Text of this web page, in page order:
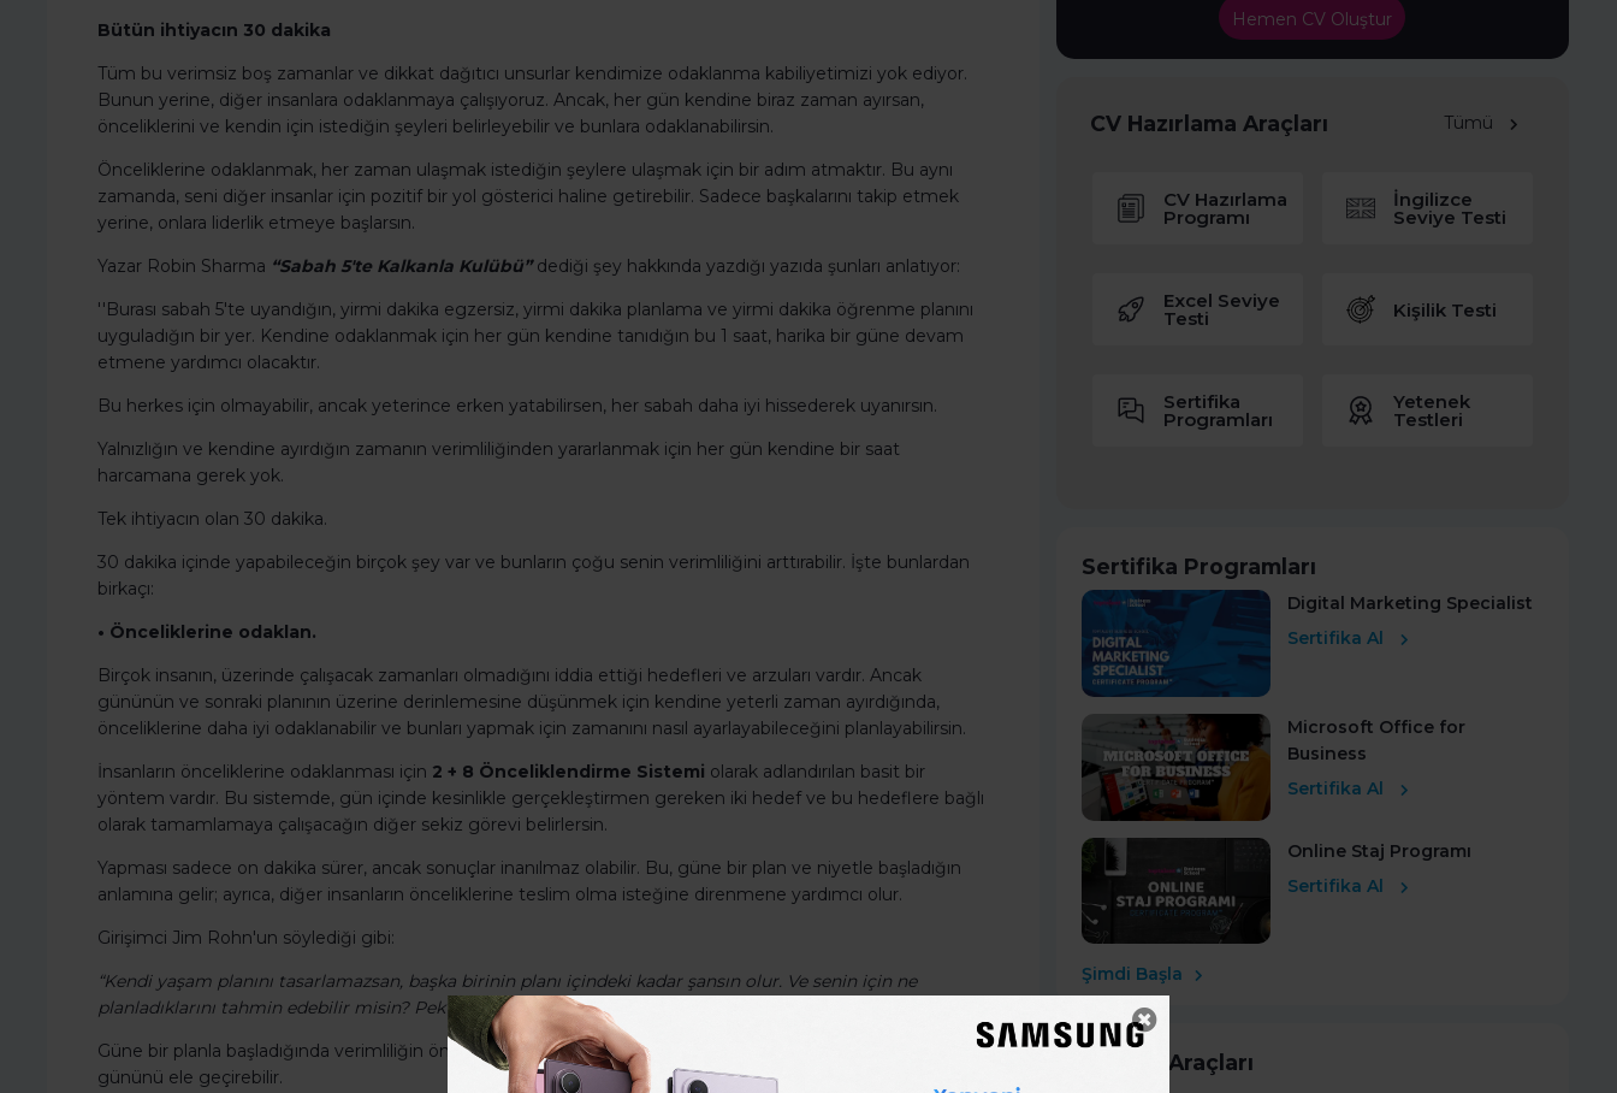
Bütün ihtiyacın 30 dakika
Tüm bu verimsiz boş zamanlar ve dikkat dağıtıcı unsurlar kendimize odaklanma kabiliyetimizi yok ediyor.
Bunun yerine, diğer insanlara odaklanmaya çalışıyoruz. Ancak, her gün kendine biraz zaman ayırsan,
önceliklerini ve kendin için istediğin şeyleri belirleyebilir ve bunlara odaklanabilirsin.
Önceliklerine odaklanmak, her zaman ulaşmak istediğin şeylere ulaşmak için bir adım atmaktır. Bu aynı
zamanda, seni diğer insanlar için pozitif bir yol gösterici haline getirebilir. Sadece başkalarını takip etmek
yerine, onlara liderlik etmeye başlarsın.
Yazar Robin Sharma “Sabah 5'te Kalkanla Kulübü”dediği şey hakkında yazdığı yazıda şunları anlatıyor:
''Burası sabah 5'te uyandığın, yirmi dakika egzersiz, yirmi dakika planlama ve yirmi dakika öğrenme planını
uyguladığın bir yer. Kendine odaklanmak için her gün kendine tanıdığın bu 1 saat, harika bir güne devam
etmene yardımcı olacaktır.
Bu herkes için olmayabilir, ancak yeterince erken yatabilirsen, her sabah daha iyi hissederek uyanırsın.
Yalnızlığın ve kendine ayırdığın zamanın verimliliğinden yararlanmak için her gün kendine bir saat
harcamana gerek yok.
Tek ihtiyacın olan 30 dakika.
30 dakika içinde yapabileceğin birçok şey var ve bunların çoğu senin verimliliğini arttırabilir. İşte bunlardan
birkaçı:
• Önceliklerine odaklan.
Birçok insanın, üzerinde çalışacak zamanları olmadığını iddia ettiği hedefleri ve arzuları vardır. Ancak
gününün ve sonraki planının üzerine derinlemesine düşünmek için kendine yeterli zaman ayırdığında,
önceliklerine daha iyi odaklanabilir ve bunları yapmak için zamanını nasıl ayarlayabileceğini planlayabilirsin.
İnsanların önceliklerine odaklanması için 2 + 8 Önceliklendirme Sistemi olarak adlandırılan basit bir
yöntem vardır. Bu sistemde, gün içinde kesinlikle gerçekleştirmen gereken iki hedef ve bu hedeflere bağlı
olarak tamamlamaya çalışacağın diğer sekiz görevi belirlersin.
Yapması sadece on dakika sürer, ancak sonuçlar inanılmaz olabilir. Bu, güne bir plan ve niyetle başladığın
anlamına gelir; ayrıca, diğer insanların önceliklerine teslim olma isteğine direnmene yardımcı olur.
Girişimci Jim Rohn'un söylediği gibi:
“Kendi yaşam planını tasarlamazsan, başka birinin planı içindeki kadar şansın olur. Ve senin için ne
planladıklarını tahmin edebilir misin? Pek mümkün değil."
Güne bir planla başladığında verimliliğin önemli ölçüde artar. Bir planın olmadığında, önemsiz konular
gününü ele geçirebilir.
Hemen CV Oluştur
CV Hazırlama Araçları Tümü
CV Hazırlama
Programı
İngilizce
Seviye Testi
Excel Seviye
Testi Kişilik Testi
Sertifika
Programları
Yetenek
Testleri
Sertifika Programları
Digital Marketing Specialist
Sertifika Al
Microsoft Office for
Business
Sertifika Al
Online Staj Programı
Sertifika Al
Şimdi Başla
Kariyer Araçları